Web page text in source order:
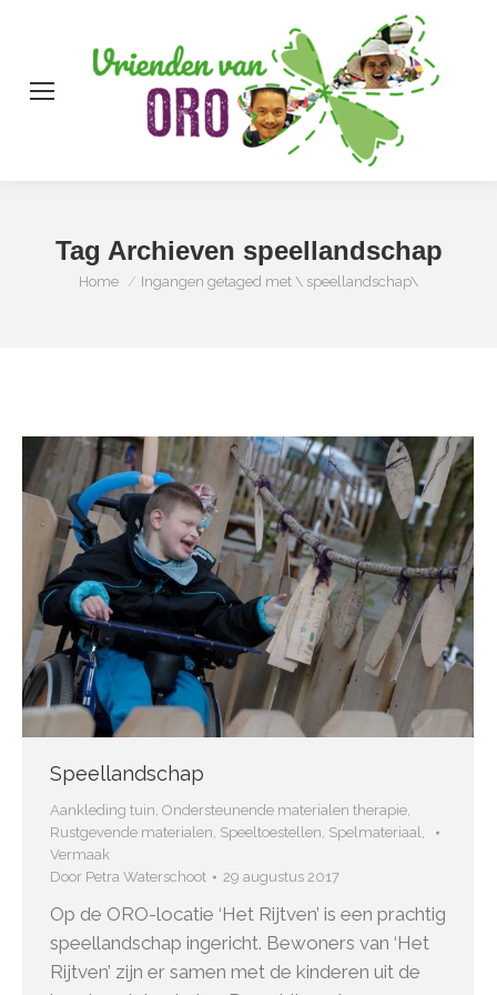
Tag Archieven speellandschap
Je bent hier:
Home Ingangen getaged met \ speellandschap\
Speellandschap
Aankleding tuin Ondersteunende materialen therapie
Rustgevende materialen Speeltoestellen Spelmateriaal
Vermaak
Door Petra Waterschoot 29 augustus 2017
Op de ORO-locatie ‘Het Rijtven’ is een prachtig
speellandschap ingericht. Bewoners van ‘Het
Rijtven’ zijn er samen met de kinderen uit de